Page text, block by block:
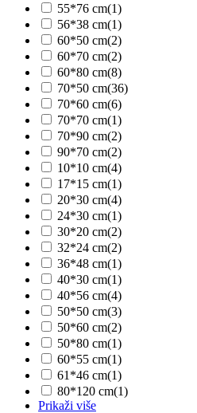
55*76 cm(1)
56*38 cm(1)
60*50 cm(2)
60*70 cm(2)
60*80 cm(8)
70*50 cm(36)
70*60 cm(6)
70*70 cm(1)
70*90 cm(2)
90*70 cm(2)
10*10 cm(4)
17*15 cm(1)
20*30 cm(4)
24*30 cm(1)
30*20 cm(2)
32*24 cm(2)
36*48 cm(1)
40*30 cm(1)
40*56 cm(4)
50*50 cm(3)
50*60 cm(2)
50*80 cm(1)
60*55 cm(1)
61*46 cm(1)
80*120 cm(1)
Prikaži više